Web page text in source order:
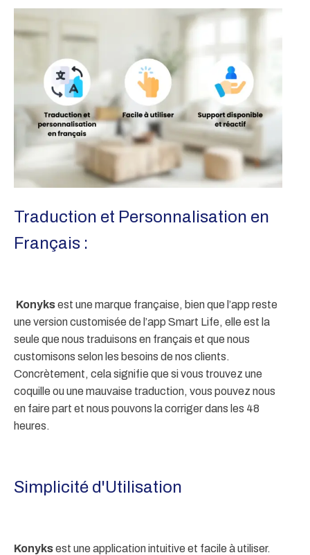
Traduction et Personnalisation en
Français :
Konyksest une marque française, bien que l’app reste
une version customisée de l’app Smart Life, elle est la
seule que nous traduisons en français et que nous
customisons selon les besoins de nos clients.
Concrètement, cela signifie que si vous trouvez une
coquille ou une mauvaise traduction, vous pouvez nous
en faire part et nous pouvons la corriger dans les 48
heures.
Simplicité d'Utilisation
Konyksest une application intuitive et facile à utiliser.